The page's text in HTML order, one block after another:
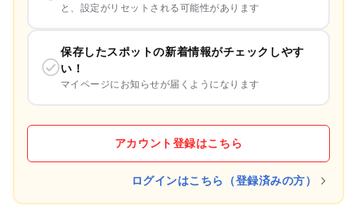
と、設定がリセットされる可能性があります
保存したスポットの新着情報がチェックしやす
い！
マイページにお知らせが届くようになります
アカウント登録はこちら
ログインはこちら（登録済みの方）